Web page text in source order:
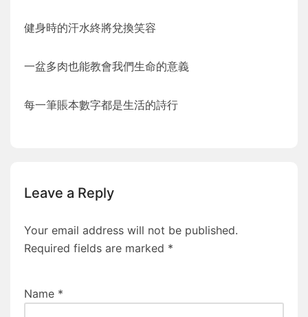
健身時的汗水終將兌換笑容
一盆多肉也能教會我們生命的意義
每一筆賬本數字都是生活的詩行
Leave a Reply
Your email address will not be published.
Required fields are marked *
Name *